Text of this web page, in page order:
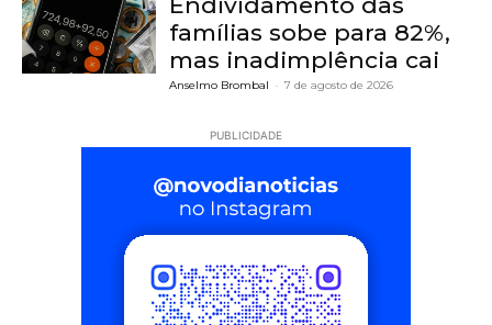
famílias sobe para 82%,
mas inadimplência cai
Anselmo Brombal - 7 de agosto de 2026
PUBLICIDADE